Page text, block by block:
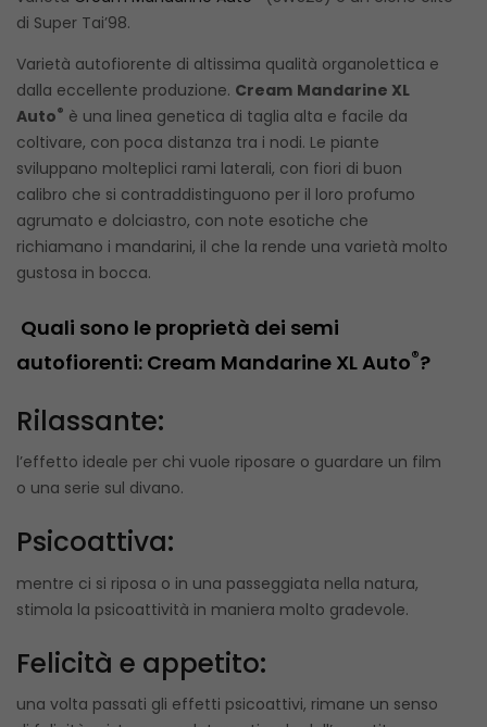
di Super Tai’98.
Varietà autofiorente di altissima qualità organolettica e
dalla eccellente produzione. Cream Mandarine XL
Auto® è una linea genetica di taglia alta e facile da
coltivare, con poca distanza tra i nodi. Le piante
sviluppano molteplici rami laterali, con fiori di buon
calibro che si contraddistinguono per il loro profumo
agrumato e dolciastro, con note esotiche che
richiamano i mandarini, il che la rende una varietà molto
gustosa in bocca.
Quali sono le proprietà dei semi
autofiorenti: Cream Mandarine XL Auto®?
Rilassante:
l’effetto ideale per chi vuole riposare o guardare un film
o una serie sul divano.
Psicoattiva:
mentre ci si riposa o in una passeggiata nella natura,
stimola la psicoattività in maniera molto gradevole.
Felicità e appetito:
una volta passati gli effetti psicoattivi, rimane un senso